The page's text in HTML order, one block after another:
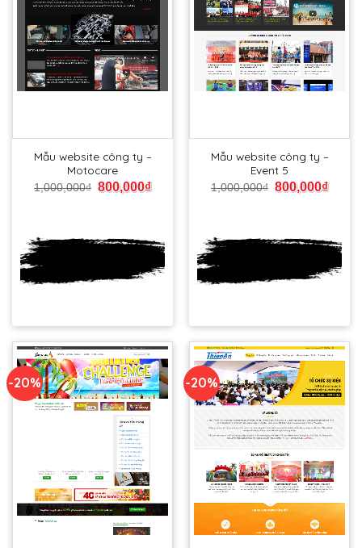
Mẫu website công ty –
Motocare
1,000,000₫ 800,000₫
Xem
DEMO
Mẫu website công ty –
Event 5
1,000,000₫ 800,000₫
Xem
DEMO
-20% -20%